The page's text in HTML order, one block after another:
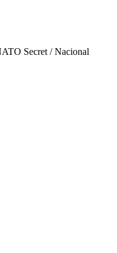
Secret / Nacional